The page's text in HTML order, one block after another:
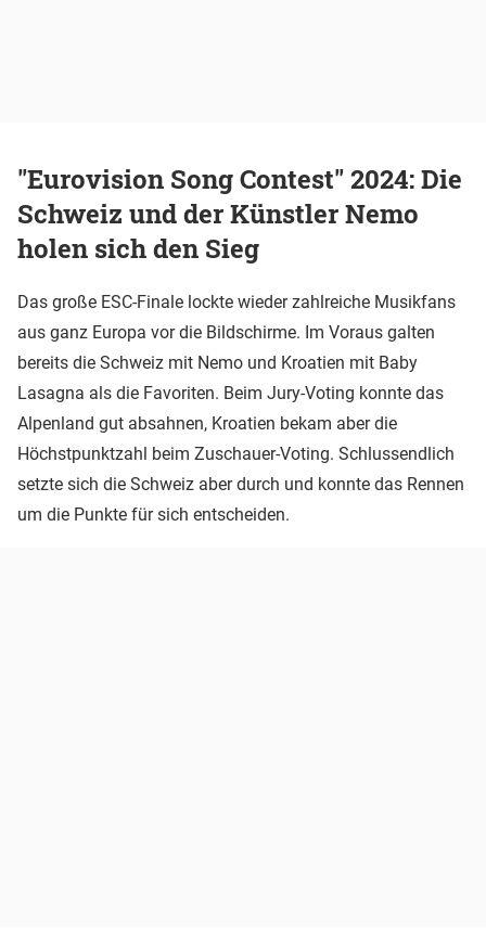
"Eurovision Song Contest" 2024: Die
Schweiz und der Künstler Nemo
holen sich den Sieg
Das große ESC-Finale lockte wieder zahlreiche Musikfans
aus ganz Europa vor die Bildschirme. Im Voraus galten
bereits die Schweiz mit Nemo und Kroatien mit Baby
Lasagna als die Favoriten. Beim Jury-Voting konnte das
Alpenland gut absahnen, Kroatien bekam aber die
Höchstpunktzahl beim Zuschauer-Voting. Schlussendlich
setzte sich die Schweiz aber durch und konnte das Rennen
um die Punkte für sich entscheiden.